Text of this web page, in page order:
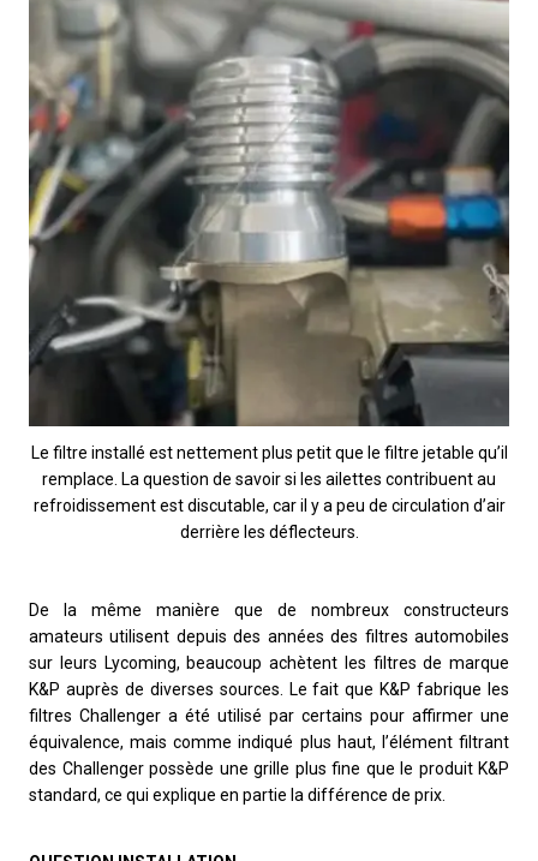
Le filtre installé est nettement plus petit que le filtre jetable qu’il
remplace. La question de savoir si les ailettes contribuent au
refroidissement est discutable, car il y a peu de circulation d’air
derrière les déflecteurs.
De la même manière que de nombreux constructeurs
amateurs utilisent depuis des années des filtres automobiles
sur leurs Lycoming, beaucoup achètent les filtres de marque
K&P auprès de diverses sources. Le fait que K&P fabrique les
filtres Challenger a été utilisé par certains pour affirmer une
équivalence, mais comme indiqué plus haut, l’élément filtrant
des Challenger possède une grille plus fine que le produit K&P
standard, ce qui explique en partie la différence de prix.